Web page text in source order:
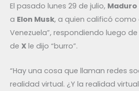
El pasado lunes 29 de julio, Maduro
a Elon Musk, a quien calificó como
Venezuela”, respondiendo luego
de X le dijo “burro”.
“Hay una cosa que llaman redes
realidad virtual. ¿Y la realidad